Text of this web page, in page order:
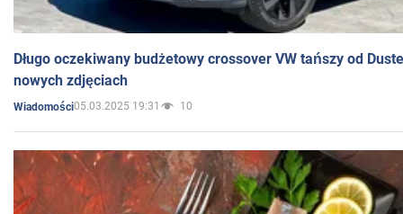
Długo oczekiwany budżetowy crossover VW tańszy od
nowych zdjęciach
Wiadomości05.03.2025 19:31 10